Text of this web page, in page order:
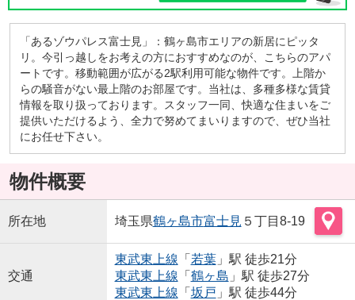
「あるゾウパレス富士見」：鶴ヶ島市エリアの新居にピッタ
リ。今引っ越しをお考えの方におすすめなのが、こちらのアパ
ートです。移動範囲が広がる2駅利用可能な物件です。上階か
らの騒音がない最上階のお部屋です。当社は、多種多様な賃貸
情報を取り扱っております。スタッフ一同、快適な住まいをご
提供いただけるよう、全力で努めてまいりますので、ぜひ当社
にお任せ下さい。
物件概要
所在地 埼玉県鶴ヶ島市富士見 ５丁目8-19
交通
東武東上線 「 若葉」駅 徒歩21分
東武東上線 「 鶴ヶ島 」駅 徒歩27分
東武東上線 「 坂戸 」駅 徒歩44分